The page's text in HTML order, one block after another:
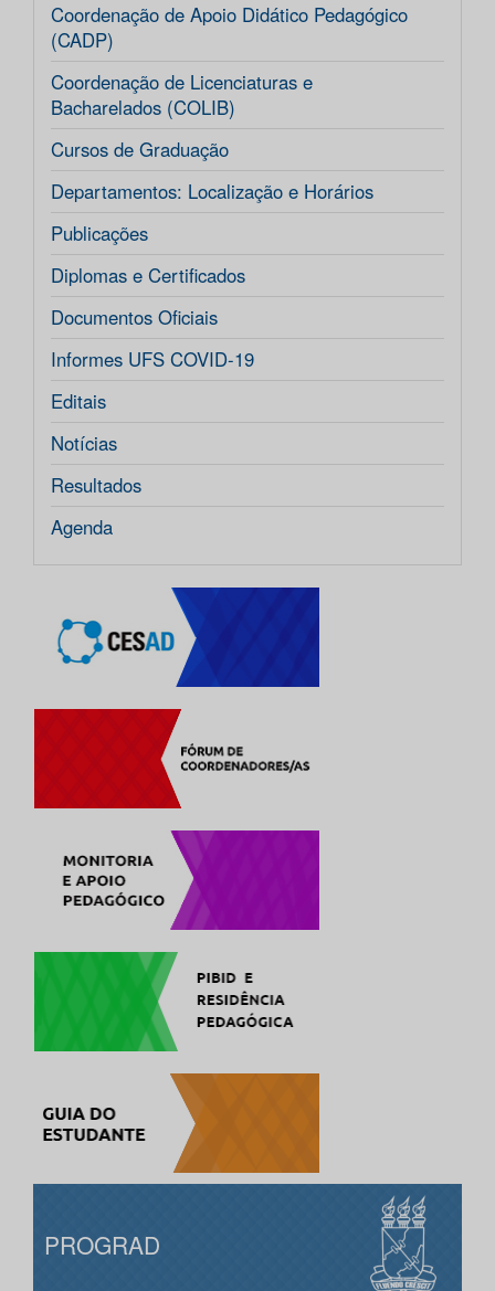
Coordenação de Apoio Didático Pedagógico
(CADP)
Coordenação de Licenciaturas e
Bacharelados (COLIB)
Cursos de Graduação
Departamentos: Localização e Horários
Publicações
Diplomas e Certificados
Documentos Oficiais
Informes UFS COVID-19
Editais
Notícias
Resultados
Agenda
PROGRAD